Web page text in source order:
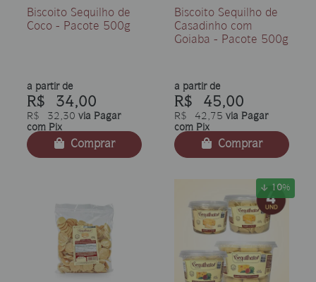
Biscoito Sequilho de
Coco - Pacote 500g
a partir de
R$ 34,00
R$ 32,30 via Pagar
com Pix
Comprar
Biscoito Sequilho de
Casadinho com
Goiaba - Pacote 500g
a partir de
R$ 45,00
R$ 42,75 via Pagar
com Pix
Comprar
10%